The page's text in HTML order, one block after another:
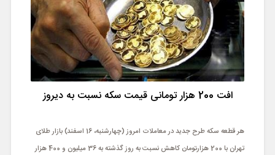
افت 200 هزار تومانی قیمت سکه نسبت به دیروز
هر قطعه سکه طرح جدید در معاملات امروز (چهارشنبه، 16 اسفند) بازار طلای
تهران با 200 هزارتومان کاهش نسبت به روز گذشته به 36 میلیون و 400 هزار